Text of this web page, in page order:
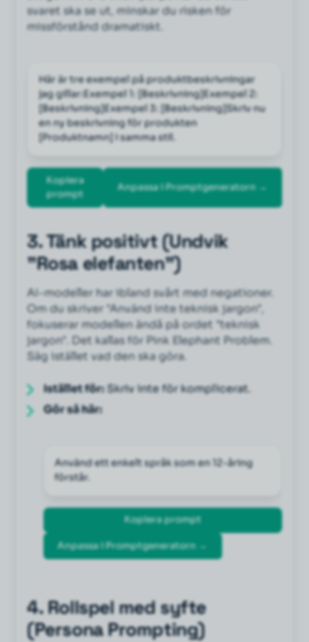
svaret ska se ut, minskar du risken för
missförstånd dramatiskt.
Här är tre exempel på produktbeskrivningar
jag gillar:Exempel 1: [Beskrivning]Exempel 2:
[Beskrivning]Exempel 3: [Beskrivning]Skriv nu
en ny beskrivning för produkten
[Produktnamn] i samma stil.
Kopiera
prompt
Anpassa i Promptgeneratorn →
3. Tänk positivt (Undvik
"Rosa elefanten")
AI-modeller har ibland svårt med negationer.
Om du skriver "Använd inte teknisk jargon",
fokuserar modellen ändå på ordet "teknisk
jargon". Det kallas för Pink Elephant Problem.
Säg istället vad den ska göra.
Istället för:Skriv inte för komplicerat.
Gör så här:
Använd ett enkelt språk som en 12-åring
förstår.
Kopiera prompt
Anpassa i Promptgeneratorn →
4. Rollspel med syfte
(Persona Prompting)